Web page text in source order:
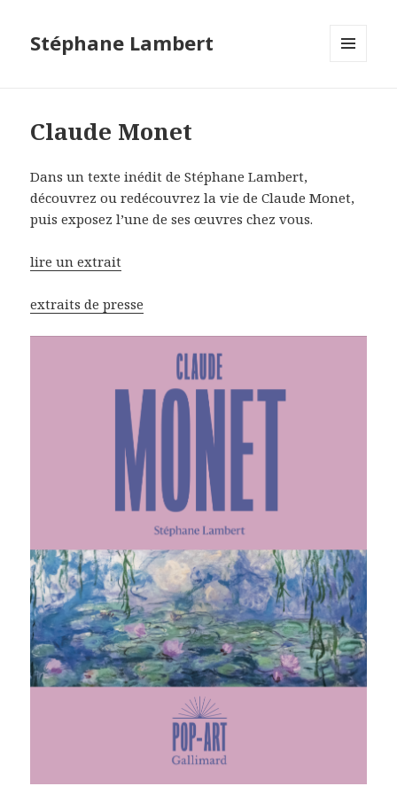
Stéphane Lambert
Claude Monet
Dans un texte inédit de Stéphane Lambert,
découvrez ou redécouvrez la vie de Claude Monet,
puis exposez l’une de ses œuvres chez vous.
lire un extrait
extraits de presse